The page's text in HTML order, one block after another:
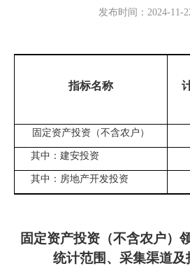
发布时间：2024-11-
指标名称
固定资产投资（不含农户）
其中：建安投资
其中：房地产开发投资
固定资产投资（不含农户）
统计范围、采集渠道及